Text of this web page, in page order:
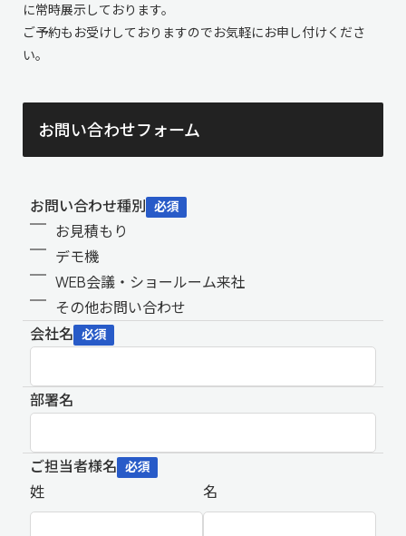
に常時展示しております。
ご予約もお受けしておりますのでお気軽にお申し付けくださ
い。
お問い合わせフォーム
お問い合わせ種別 必須
お見積もり
デモ機
WEB会議・ショールーム来社
その他お問い合わせ
会社名 必須
部署名
ご担当者様名 必須
姓 名